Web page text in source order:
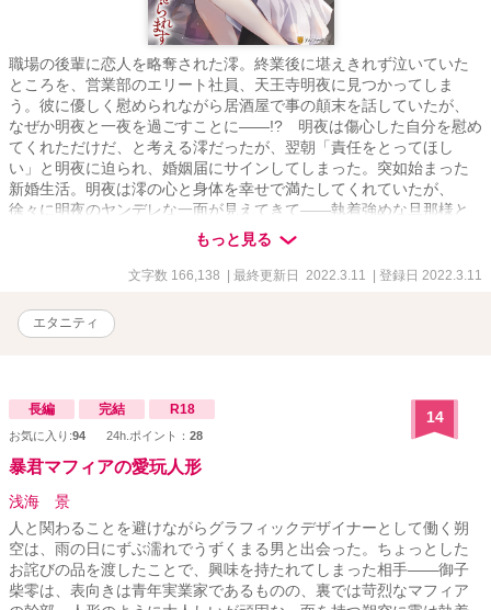
職場の後輩に恋人を略奪された澪。終業後に堪えきれず泣いていた
ところを、営業部のエリート社員、天王寺明夜に見つかってしま
う。彼に優しく慰められながら居酒屋で事の顛末を話していたが、
なぜか明夜と一夜を過ごすことに――!? 明夜は傷心した自分を慰め
てくれただけだ、と考える澪だったが、翌朝「責任をとってほし
い」と明夜に迫られ、婚姻届にサインしてしまった。突如始まった
新婚生活。明夜は澪の心と身体を幸せで満たしてくれていたが、
徐々に明夜のヤンデレな一面が見えてきて――執着強めな旦那様と
の極上溺愛ラブストーリー！もっと見る
文字数 166,138 | 最終更新日 2022.3.11 | 登録日 2022.3.11
エタニティ
長編 完結 R18
お気に入り:94 24h.ポイント： 28
14
暴君マフィアの愛玩人形
浅海 景
人と関わることを避けながらグラフィックデザイナーとして働く朔
空は、雨の日にずぶ濡れでうずくまる男と出会った。ちょっとした
お詫びの品を渡したことで、興味を持たれてしまった相手――御子
柴零は、表向きは青年実業家であるものの、裏では苛烈なマフィア